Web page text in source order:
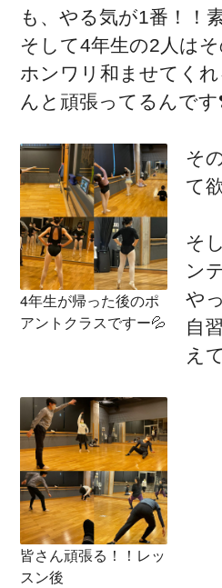
も、やる気が1番！！
そして4年生の2人は
ホンワリ和ませてく
んと頑張ってるんです
4年生が帰った後のポ
アントクラスですー💦
そ
て
そ
ン
や
自
え
皆さん頑張る！！レッ
スン後